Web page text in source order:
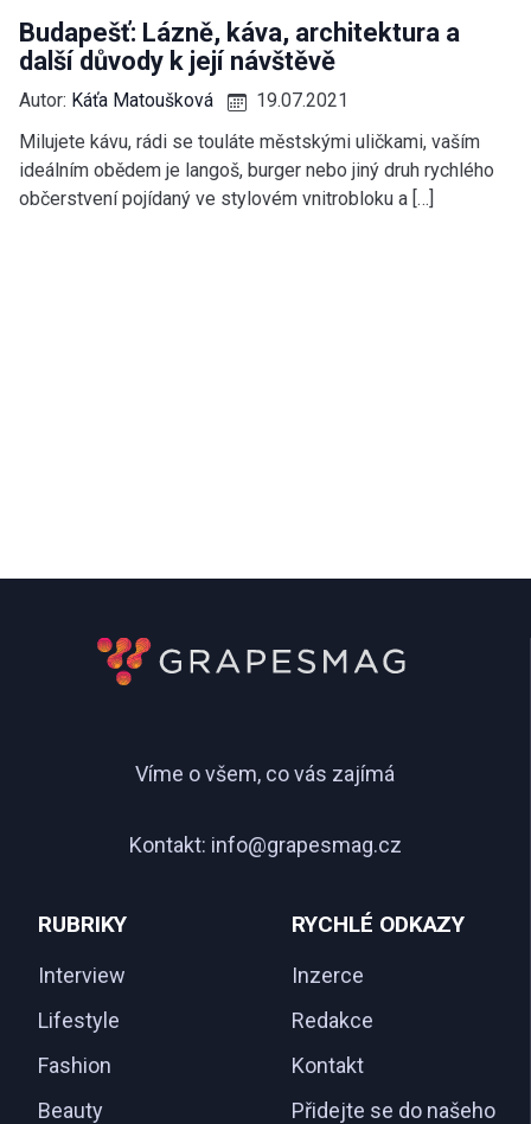
Budapešť: Lázně, káva, architektura a
další důvody k její návštěvě
Autor: Káťa Matoušková
19.07.2021
Milujete kávu, rádi se touláte městskými uličkami, vaším
ideálním obědem je langoš, burger nebo jiný druh rychlého
občerstvení pojídaný ve stylovém vnitrobloku a […]
Víme o všem, co vás zajímá
Kontakt: info@grapesmag.cz
RUBRIKY
Interview
Lifestyle
Fashion
Beauty
RYCHLÉ ODKAZY
Inzerce
Redakce
Kontakt
Přidejte se do našeho